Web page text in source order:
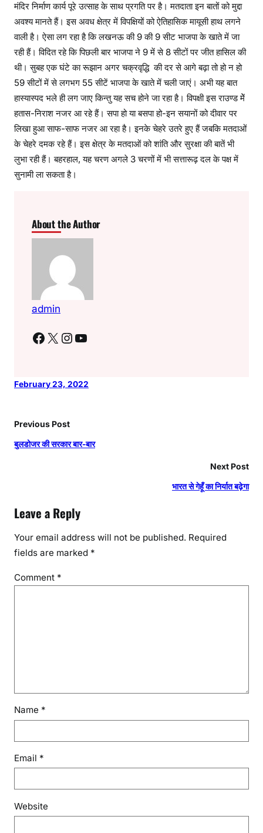
मंदिर निर्माण कार्य पूरे उत्साह के साथ प्रगति पर है। मतदाता इन बातों को मुद्दा
अवश्य मानते हैं। इस अवध क्षेत्र में विपक्षियों को ऐतिहासिक मायूसी हाथ लगने
वाली है। ऐसा लग रहा है कि लखनऊ की 9 की 9 सीट भाजपा के खाते में जा
रही हैं। विदित रहे कि पिछली बार भाजपा ने 9 में से 8 सीटों पर जीत हासिल की
थी। सुबह एक घंटे का रूझान अगर चक्रवृद्धि की दर से आगे बढ़ा तो हो न हो
59 सीटों में से लगभग 55 सीटें भाजपा के खाते में चली जाएं। अभी यह बात
हास्यास्पद भले ही लग जाए किन्तु यह सच होने जा रहा है। विपक्षी इस राउण्ड मेें
हतास-निराश नजर आ रहे हैं। सपा हो या बसपा हो-इन सयानों को दीवार पर
लिखा हुआ साफ-साफ नजर आ रहा है। इनके चेहरे उतरे हुए हैं जबकि मतदाओं
के चेहरे दमक रहे हैं। इस क्षेत्र के मतदाओं को शांति और सुरक्षा की बातें भी
लुभा रही हैं। बहरहाल, यह चरण अगले 3 चरणों में भी सत्तारूढ़ दल के पक्ष में
सुनामी ला सकता है।
About the Author
admin
Facebook X Instagram YouTube
February 23, 2022
Previous Post
बुलडोजर की सरकार बार-बार
Next Post
भारत से गेहूँ का निर्यात बढ़ेगा
Leave a Reply
Your email address will not be published. Required
fields are marked *
Comment *
Name *
Email *
Website